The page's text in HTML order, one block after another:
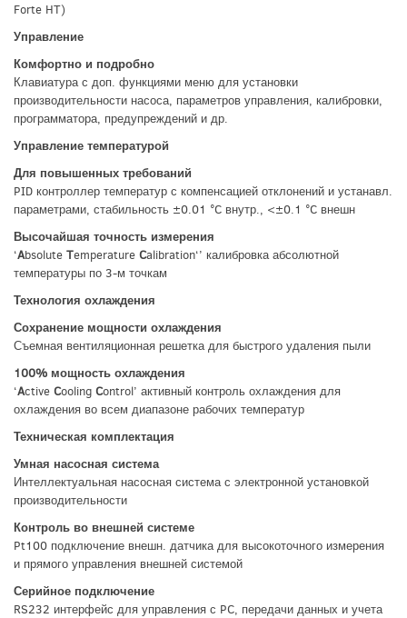
Forte HT)
Управление
Комфортно и подробно
Клавиатура с доп. функциями меню для установки
производительности насоса, параметров управления, калибровки,
программатора, предупреждений и др.
Управление температурой
Для повышенных требований
PID контроллер температур с компенсацией отклонений и устанавл.
параметрами, стабильность ±0.01 °C внутр., <±0.1 °C внешн
Высочайшая точность измерения
‘Absolute Temperature Calibration‘’ калибровка абсолютной
температуры по 3-м точкам
Технология охлаждения
Сохранение мощности охлаждения
Съемная вентиляционная решетка для быстрого удаления пыли
100% мощность охлаждения
‘Active Cooling Control’ активный контроль охлаждения для
охлаждения во всем диапазоне рабочих температур
Техническая комплектация
Умная насосная система
Интеллектуальная насосная система с электронной установкой
производительности
Контроль во внешней системе
Pt100 подключение внешн. датчика для высокоточного измерения
и прямого управления внешней системой
Серийное подключение
RS232 интерфейс для управления с PC, передачи данных и учета